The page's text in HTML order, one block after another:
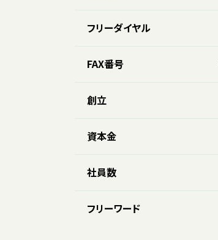
フリーダイヤル
FAX番号
創立
資本金
社員数
フリーワード